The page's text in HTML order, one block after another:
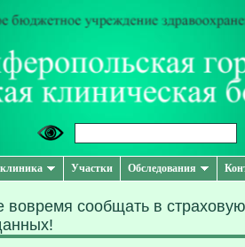
Участки Обследования
вовремя сообщать в